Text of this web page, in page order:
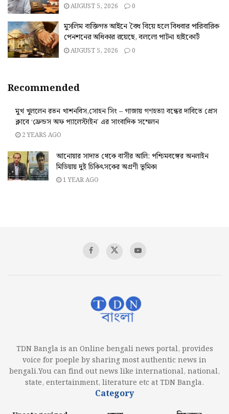
AUGUST 5, 2026 0
মুসলিম ব্যক্তিগত আইনে বৈধ বিয়ে হলে বিধবার পারিবারিক
পেনশনের অধিকার রয়েছে, বললো পাটনা হাইকোর্ট
AUGUST 5, 2026 0
Recommended
মুখ খুললেন রতন খাশনবিস,সোহন সিং – গাজায় গণহত্যা বন্ধের দাবিতে প্রেস
ক্লাবে ‘ফ্রেন্ডস অফ প্যালেস্টাইন’ এর সাংবাদিক সম্মেলন
2 YEARS AGO
আনোয়ার সাদাত থেকে বাসীর আলি: পশ্চিমবঙ্গের অনলাইন
মিডিয়ায় দুই চিকিৎসকের অগ্রণী ভূমিকা
1 YEAR AGO
TDN Bangla is an Online bengali news portal, provides
voice for poeple by sharing most authentic news in
bengali.You can find out news like international, national,
state, entertainment, literature etc at TDN Bangla.
Category